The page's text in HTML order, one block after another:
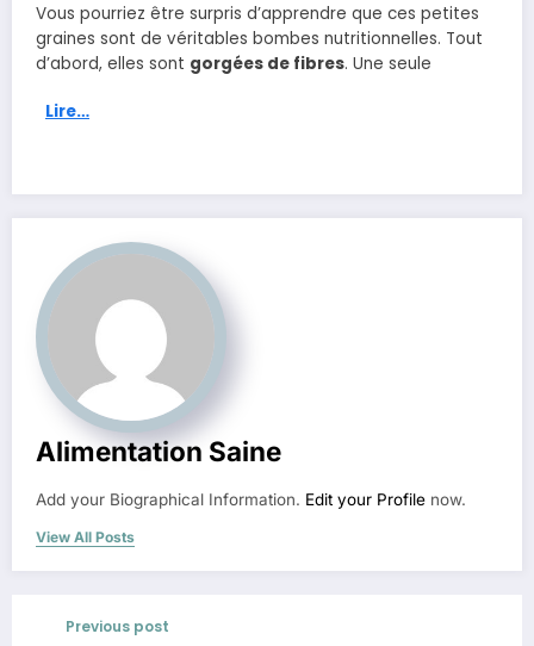
Vous pourriez être surpris d’apprendre que ces petites
graines sont de véritables bombes nutritionnelles. Tout
d’abord, elles sont gorgées de fibres. Une seule
Lire…
Alimentation Saine
Add your Biographical Information. Edit your Profile now.
View All Posts
Previous post